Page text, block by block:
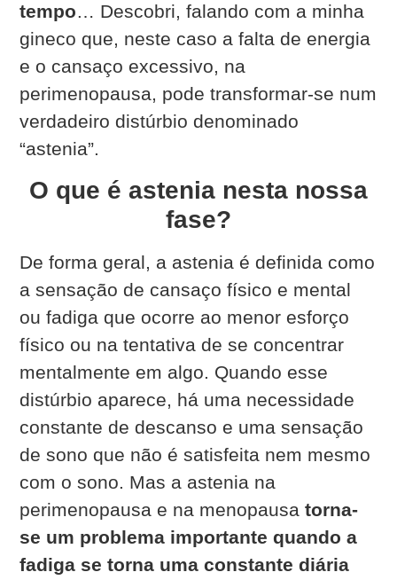
tempo… Descobri, falando com a minha
gineco que, neste caso a falta de energia
e o cansaço excessivo, na
perimenopausa, pode transformar-se num
verdadeiro distúrbio denominado
“astenia”.
O que é astenia nesta nossa
fase?
De forma geral, a astenia é definida como
a sensação de cansaço físico e mental
ou fadiga que ocorre ao menor esforço
físico ou na tentativa de se concentrar
mentalmente em algo. Quando esse
distúrbio aparece, há uma necessidade
constante de descanso e uma sensação
de sono que não é satisfeita nem mesmo
com o sono. Mas a astenia na
perimenopausa e na menopausatorna-
se um problema importante quando a
fadiga se torna uma constante diária